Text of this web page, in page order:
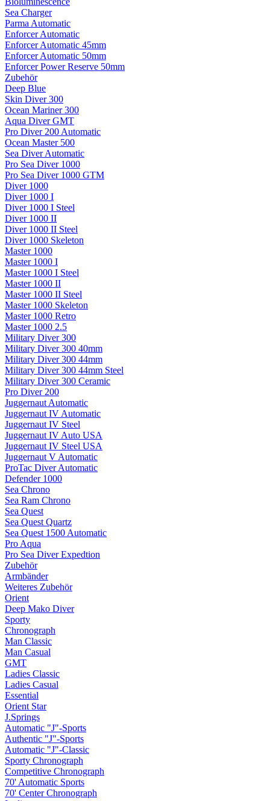
Sea Charger
Parma Automatic
Enforcer Automatic
Enforcer Automatic 45mm
Enforcer Automatic 50mm
Enforcer Power Reserve 50mm
Zubehör
Deep Blue
Skin Diver 300
Ocean Mariner 300
Aqua Diver GMT
Pro Diver 200 Automatic
Ocean Master 500
Sea Diver Automatic
Pro Sea Diver 1000
Pro Sea Diver 1000 GTM
Diver 1000
Diver 1000 I
Diver 1000 I Steel
Diver 1000 II
Diver 1000 II Steel
Diver 1000 Skeleton
Master 1000
Master 1000 I
Master 1000 I Steel
Master 1000 II
Master 1000 II Steel
Master 1000 Skeleton
Master 1000 Retro
Master 1000 2.5
Military Diver 300
Military Diver 300 40mm
Military Diver 300 44mm
Military Diver 300 44mm Steel
Military Diver 300 Ceramic
Pro Diver 200
Juggernaut Automatic
Juggernaut IV Automatic
Juggernaut IV Steel
Juggernaut IV Auto USA
Juggernaut IV Steel USA
Juggernaut V Automatic
ProTac Diver Automatic
Defender 1000
Sea Chrono
Sea Ram Chrono
Sea Quest
Sea Quest Quartz
Sea Quest 1500 Automatic
Pro Aqua
Pro Sea Diver Expedtion
Zubehör
Armbänder
Weiteres Zubehör
Orient
Deep Mako Diver
Sporty
Chronograph
Man Classic
Man Casual
GMT
Ladies Classic
Ladies Casual
Essential
Orient Star
J.Springs
Automatic "J"-Sports
Authentic "J"-Sports
Automatic "J"-Classic
Sporty Chronograph
Competitive Chronograph
70' Automatic Sports
70' Center Chronograph